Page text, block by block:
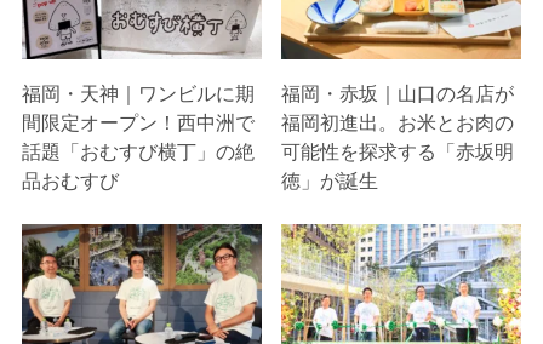
福岡・天神｜ワンビルに期
間限定オープン！西中洲で
話題「おむすび横丁」の絶
品おむすび
福岡・赤坂｜山口の名店が
福岡初進出。お米とお肉の
可能性を探求する「赤坂明
徳」が誕生